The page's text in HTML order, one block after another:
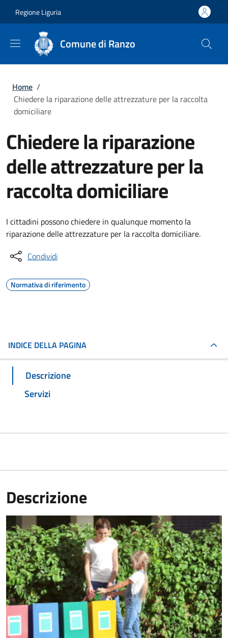
Regione Liguria
Comune di Ranzo
Briciole di pane
Home /
Chiedere la riparazione delle attrezzature per la raccolta
domiciliare
Chiedere la riparazione
delle attrezzature per la
raccolta domiciliare
I cittadini possono chiedere in qualunque momento la
riparazione delle attrezzature per la raccolta domiciliare.
Condividi
Normativa di riferimento
INDICE DELLA PAGINA
Descrizione
Servizi
Descrizione